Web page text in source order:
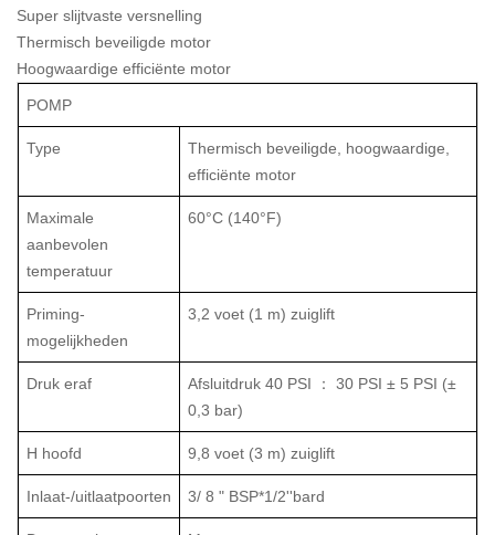
Super slijtvaste versnelling
Thermisch beveiligde motor
Hoogwaardige efficiënte motor
POMP
Type
Thermisch beveiligde, hoogwaardige,
efficiënte motor
Maximale
aanbevolen
temperatuur
60°C (140°F)
Priming-
mogelijkheden
3,2 voet (1 m) zuiglift
Druk eraf
Afsluitdruk 40 PSI ： 30 PSI ± 5 PSI (±
0,3 bar)
H hoofd 9,8 voet (3 m) zuiglift
Inlaat-/uitlaatpoorten 3/ 8 " BSP*1/2''bard